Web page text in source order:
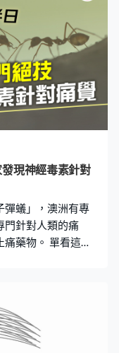
回艙本身，隔熱
力可以攤分，加
這款隔熱罩還有另
時只能於太空站
返回地球時會燒
式隔熱罩可以加裝
有降落傘的效
成果。 歐洲太空總
，接受返回地球
現神經毒素針對
彈蟻」，澳洲有專
門針對人類的痛
藥物。 單看這隻
分鐘，但被子彈蟻
直冒。 人類很早知
泌神經毒素，但